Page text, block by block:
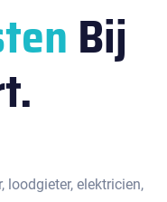
Bij
loodgieter, elektricien,